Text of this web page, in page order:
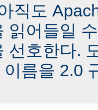
직도
읽어들일
선호한다.
름을 2.0